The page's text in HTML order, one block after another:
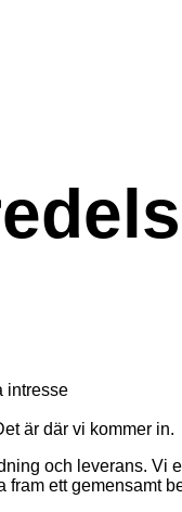
intresse
är där vi kommer in.
och leverans. Vi
ett gemensamt